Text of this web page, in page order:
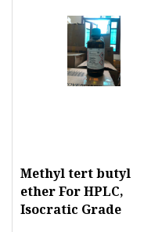
Methyl tert butyl
ether For HPLC,
Isocratic Grade